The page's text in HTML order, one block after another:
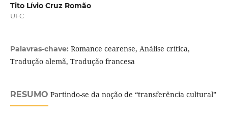
Tito Lívio Cruz Romão
UFC
Palavras-chave: Romance cearense, Análise crítica,
Tradução alemã, Tradução francesa
RESUMO Partindo-se da noção de “transferência cultural”